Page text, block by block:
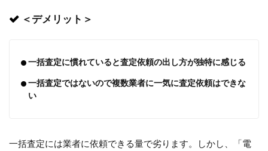
＜デメリット＞
一括査定に慣れていると査定依頼の出し方が独特に感じる
一括査定ではないので複数業者に一気に査定依頼はできな
い
一括査定には業者に依頼できる量で劣ります。しかし、「電